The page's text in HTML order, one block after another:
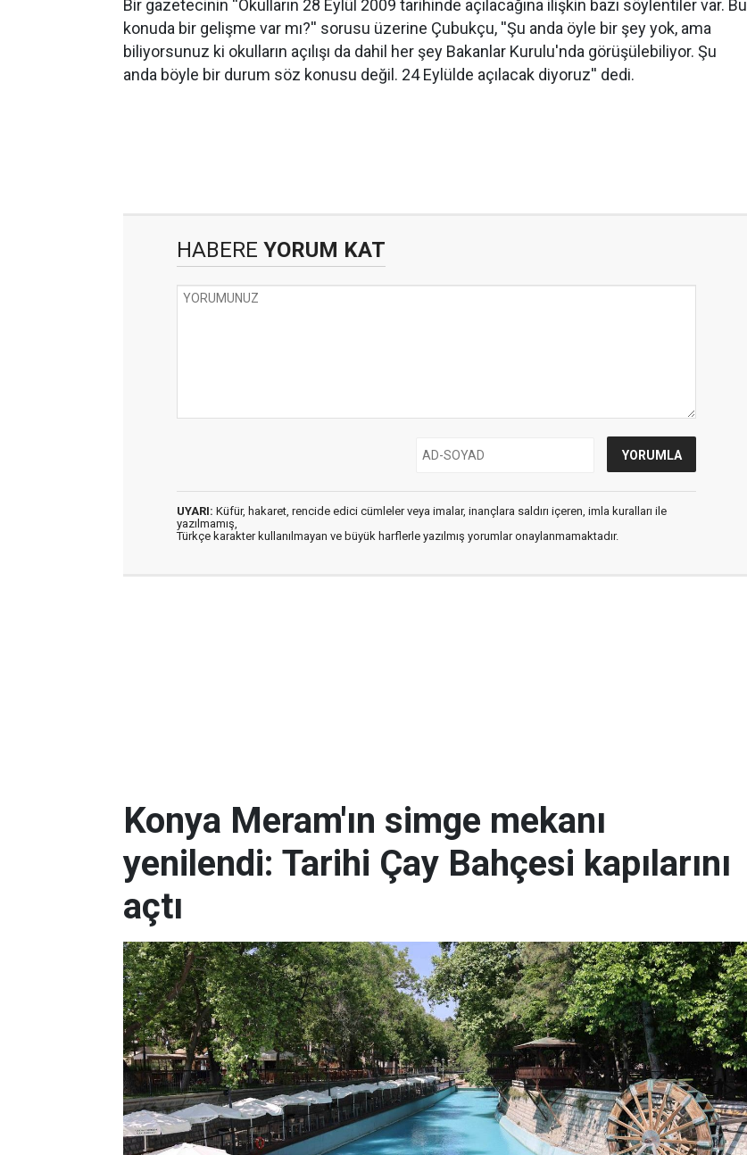
Bir gazetecinin ''Okulların 28 Eylül 2009 tarihinde açılacağına ilişkin bazı söylentiler var. Bu
konuda bir gelişme var mı?'' sorusu üzerine Çubukçu, ''Şu anda öyle bir şey yok, ama
biliyorsunuz ki okulların açılışı da dahil her şey Bakanlar Kurulu'nda görüşülebiliyor. Şu
anda böyle bir durum söz konusu değil. 24 Eylülde açılacak diyoruz'' dedi.
HABERE YORUM KAT
UYARI: Küfür, hakaret, rencide edici cümleler veya imalar, inançlara saldırı içeren, imla kuralları ile
yazılmamış,
Türkçe karakter kullanılmayan ve büyük harflerle yazılmış yorumlar onaylanmamaktadır.
Konya Meram'ın simge mekanı
yenilendi: Tarihi Çay Bahçesi kapılarını
açtı